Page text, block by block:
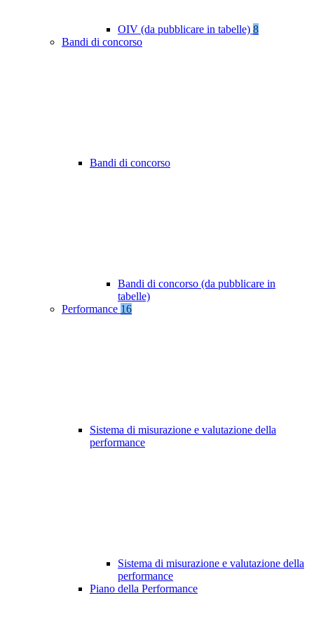
OIV (da pubblicare in tabelle) 8
Bandi di concorso
Bandi di concorso
Bandi di concorso (da pubblicare in
tabelle)
Performance 16
Sistema di misurazione e valutazione della
performance
Sistema di misurazione e valutazione della
performance
Piano della Performance